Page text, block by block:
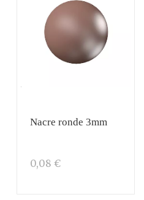
Nacre ronde 3mm
0,08 €